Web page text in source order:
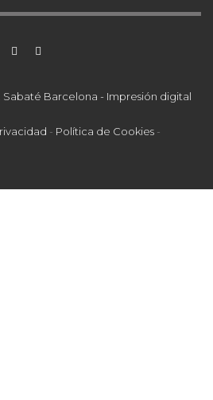
Sabaté Barcelona - Impresión digital
- Política de Cookies -